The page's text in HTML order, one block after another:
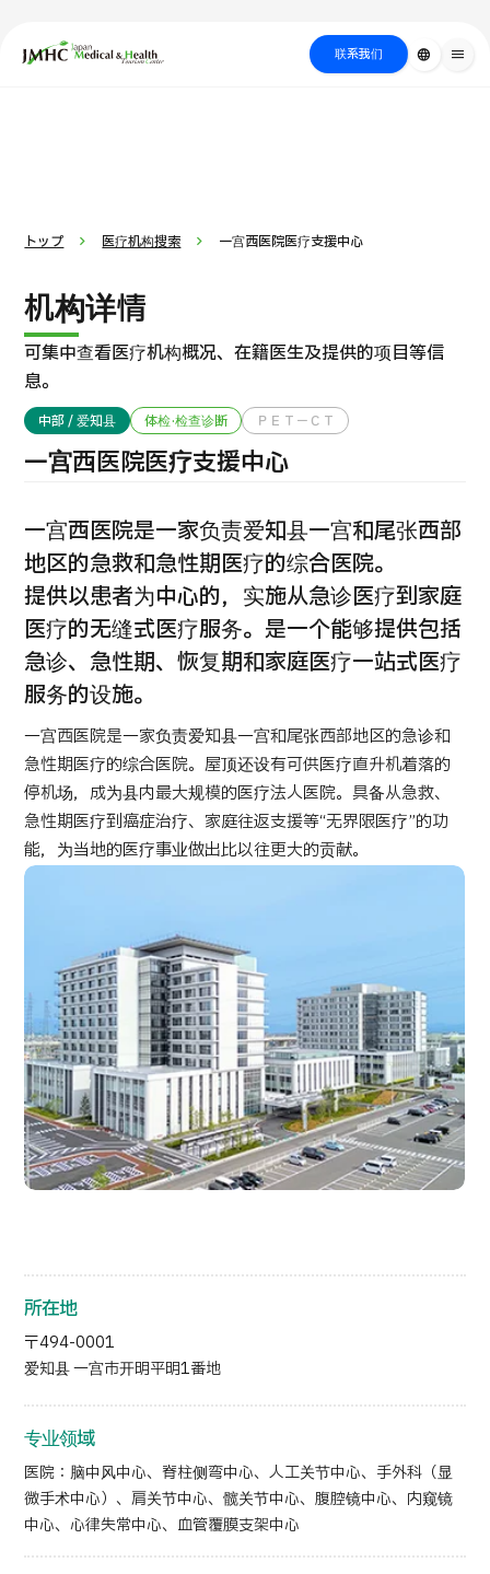
日本医疗健康雅旅中心（JMHC） 联系我们 language menu
TOP
关于JMHC
面向国际患者
医疗项目检索
按部位・疾病搜索
按检查・术式・
治疗方法搜索
搜索美容医疗
内容精选
新闻
运营公司
个人信息保护政策
JTB治理
日语 英语 汉语 越南语
国际 第二医疗意见（湘南镰仓综合医院）
2026.01.12
トップ 医疗机构搜索 一宫西医院医疗支援中心
机构详情
可集中查看医疗机构概况、在籍医生及提供的项目等信
息。
中部 / 爱知县 体检·检查诊断 ＰＥＴ－ＣＴ
一宫西医院医疗支援中心
一宫西医院是一家负责爱知县一宫和尾张西部
地区的急救和急性期医疗的综合医院。
提供以患者为中心的，实施从急诊医疗到家庭
医疗的无缝式医疗服务。是一个能够提供包括
急诊、急性期、恢复期和家庭医疗一站式医疗
服务的设施。
一宫西医院是一家负责爱知县一宫和尾张西部地区的急诊和
急性期医疗的综合医院。屋顶还设有可供医疗直升机着落的
停机场，成为县内最大规模的医疗法人医院。具备从急救、
急性期医疗到癌症治疗、家庭往返支援等“无界限医疗”的功
能，为当地的医疗事业做出比以往更大的贡献。
所在地
〒494-0001
爱知县 一宫市开明平明1番地
专业领域
医院：脑中风中心、脊柱侧弯中心、人工关节中心、手外科（显
微手术中心）、肩关节中心、髋关节中心、腹腔镜中心、内窥镜
中心、心律失常中心、血管覆膜支架中心